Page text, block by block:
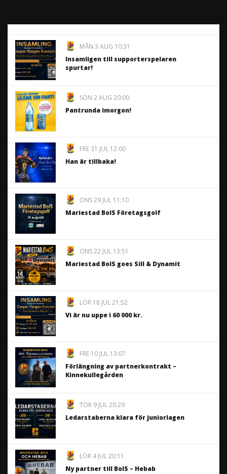
MÅN 3 AUG 10:31
Insamligen till supporterspelaren
spurtar!
SÖN 2 AUG 20:00
Pantrunda imorgon!
FRE 31 JUL 12:00
Han är tillbaka!
ONS 29 JUL 11:10
Mariestad BoIS Företagsgolf
ONS 22 JUL 13:51
Mariestad BoIS goes Sill & Dynamit
LÖR 18 JUL 21:52
Vi är nu uppe i 60 000 kr.
FRE 10 JUL 13:07
Förlängning av partnerkontrakt –
Kinnekullegården
TOR 9 JUL 20:29
Ledarstaberna klara för juniorlagen
LÖR 4 JUL 20:11
Ny partner till BoIS – Hebab